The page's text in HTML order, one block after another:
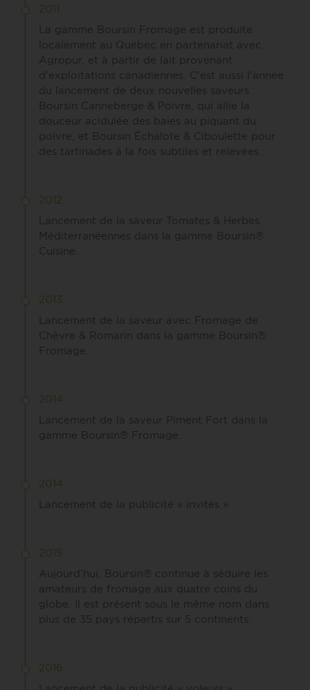
2011
La gamme Boursin Fromage est produite
localement au Québec en partenariat avec
Agropur, et à partir de lait provenant
d'exploitations canadiennes. C'est aussi l'année
du lancement de deux nouvelles saveurs :
Boursin Canneberge & Poivre, qui allie la
douceur acidulée des baies au piquant du
poivre, et Boursin Échalote & Ciboulette pour
des tartinades à la fois subtiles et relevées.
2012
Lancement de la saveur Tomates & Herbes
Méditerranéennes dans la gamme Boursin®
Cuisine.
2013
Lancement de la saveur avec Fromage de
Chèvre & Romarin dans la gamme Boursin®
Fromage.
2014
Lancement de la saveur Piment Fort dans la
gamme Boursin® Fromage.
2014
Lancement de la publicité « invités »
2015
Aujourd’hui, Boursin® continue à séduire les
amateurs de fromage aux quatre coins du
globe. Il est présent sous le même nom dans
plus de 35 pays répartis sur 5 continents.
2016